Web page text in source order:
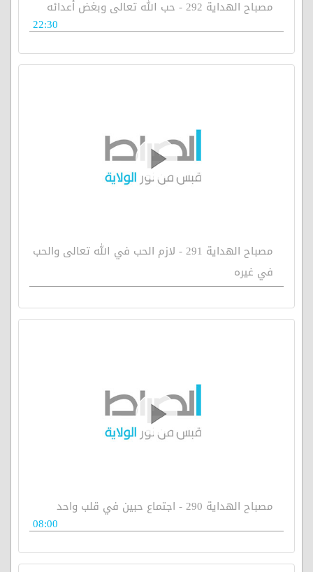
مصباح الهداية 292 - حب الله تعالى وبغض أعدائه
22:30
مصباح الهداية 291 - لازم الحب في الله تعالى والحب
في غيره
مصباح الهداية 290 - اجتماع حبين في قلب واحد
08:00